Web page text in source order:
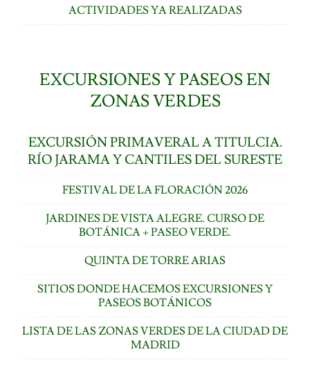
ACTIVIDADES YA REALIZADAS
EXCURSIONES Y PASEOS EN
ZONAS VERDES
EXCURSIÓN PRIMAVERAL A TITULCIA.
RÍO JARAMA Y CANTILES DEL SURESTE
FESTIVAL DE LA FLORACIÓN 2026
JARDINES DE VISTA ALEGRE. CURSO DE
BOTÁNICA + PASEO VERDE.
QUINTA DE TORRE ARIAS
SITIOS DONDE HACEMOS EXCURSIONES Y
PASEOS BOTÁNICOS
LISTA DE LAS ZONAS VERDES DE LA CIUDAD DE
MADRID